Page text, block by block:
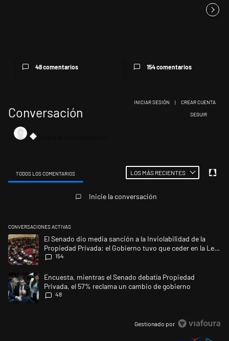
48 comentarios 154 comentarios
Conversación SIGA ESTA
SEGUIR
INICIAR SESIÓN | CREAR CUENTA
TODOS LOS COMENTARIOS LOS MÁS RECIENTES
Inicie la conversación
CONVERSACIONES ACTIVAS
Este listado muestra los artículos con más comentarios en los últimos
Un artículo de tendencia con el título "El Senado dio media sanción a
El Senado dio media sanción a la Inviolabilidad de la
Propiedad Privada: el Gobierno tuvo que ceder en la Ley
del Manejo del Fuego
154
Un artículo de tendencia con el título "Encuesta, mientras el Senado
Encuesta, mientras el Senado debatía Propiedad
Privada, el 57% reclama un cambio de gobierno
48
Gestionado por